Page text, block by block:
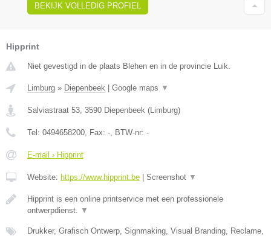
BEKIJK VOLLEDIG PROFIEL
Hipprint
Niet gevestigd in de plaats Blehen en in de provincie Luik.
Limburg » Diepenbeek | Google maps ▼
Salviastraat 53 3590 Diepenbeek (Limburg)
Tel: 0494658200 , Fax: - , BTW-nr: -
E-mail › Hipprint
Website: https://www.hipprint.be | Screenshot ▼
Hipprint is een online printservice met een professionele
ontwerpdienst.
▼
Drukker, Grafisch Ontwerp, Signmaking, Visual Branding, Reclame,